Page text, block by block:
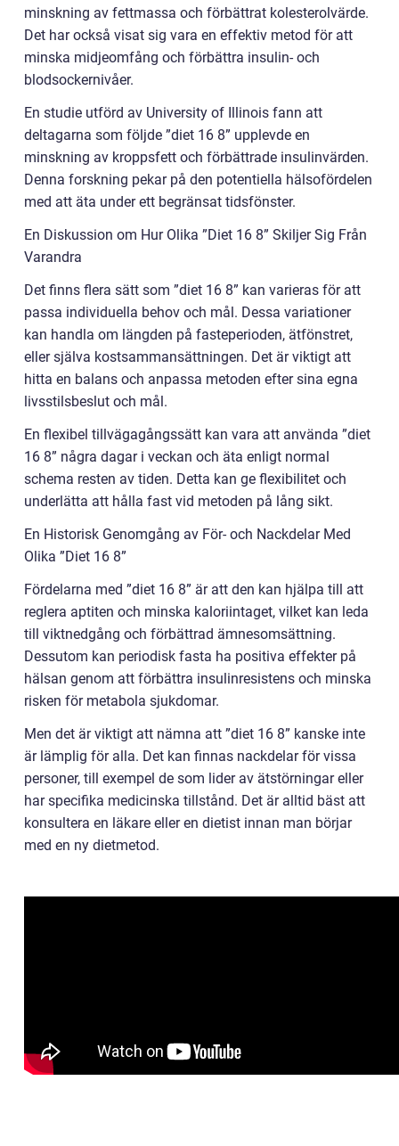
minskning av fettmassa och förbättrat kolesterolvärde.
Det har också visat sig vara en effektiv metod för att
minska midjeomfång och förbättra insulin- och
blodsockernivåer.
En studie utförd av University of Illinois fann att
deltagarna som följde ”diet 16 8” upplevde en
minskning av kroppsfett och förbättrade insulinvärden.
Denna forskning pekar på den potentiella hälsofördelen
med att äta under ett begränsat tidsfönster.
En Diskussion om Hur Olika ”Diet 16 8” Skiljer Sig Från
Varandra
Det finns flera sätt som ”diet 16 8” kan varieras för att
passa individuella behov och mål. Dessa variationer
kan handla om längden på fasteperioden, ätfönstret,
eller själva kostsammansättningen. Det är viktigt att
hitta en balans och anpassa metoden efter sina egna
livsstilsbeslut och mål.
En flexibel tillvägagångssätt kan vara att använda ”diet
16 8” några dagar i veckan och äta enligt normal
schema resten av tiden. Detta kan ge flexibilitet och
underlätta att hålla fast vid metoden på lång sikt.
En Historisk Genomgång av För- och Nackdelar Med
Olika ”Diet 16 8”
Fördelarna med ”diet 16 8” är att den kan hjälpa till att
reglera aptiten och minska kaloriintaget, vilket kan leda
till viktnedgång och förbättrad ämnesomsättning.
Dessutom kan periodisk fasta ha positiva effekter på
hälsan genom att förbättra insulinresistens och minska
risken för metabola sjukdomar.
Men det är viktigt att nämna att ”diet 16 8” kanske inte
är lämplig för alla. Det kan finnas nackdelar för vissa
personer, till exempel de som lider av ätstörningar eller
har specifika medicinska tillstånd. Det är alltid bäst att
konsultera en läkare eller en dietist innan man börjar
med en ny dietmetod.